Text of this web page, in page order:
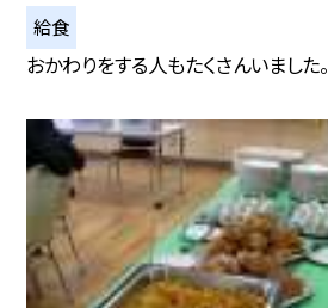
給食
おかわりをする人もたくさんいました。